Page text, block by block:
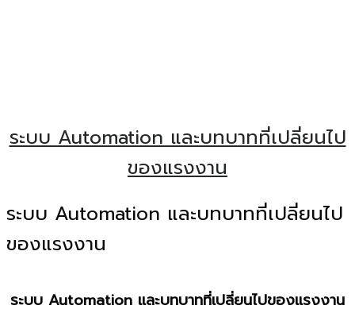
ระบบ Automation และบทบาทที่เปลี่ยนไป
ของแรงงาน
ระบบ Automation และบทบาทที่เปลี่ยนไป
ของแรงงาน
ระบบ Automation และบทบาทที่เปลี่ยนไปของแรงงาน